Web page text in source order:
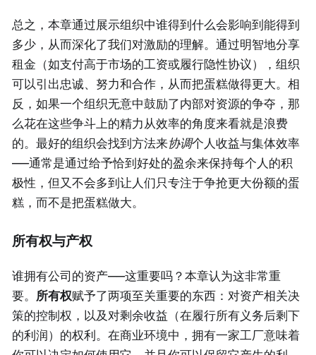
总之，本章通过展示组织中谁得到什么会影响到能得到
多少，从而深化了我们对激励的理解。通过明智地分享
租金（如支付高于市场的工资或履行隐性协议），组织
可以引出忠诚、努力和合作，从而把蛋糕做得更大。相
反，如果一个组织无意中鼓励了内部对资源的争夺，那
么花在这些争斗上的精力从效率的角度来看就是浪费
的。最好的组织会找到方法来协调个人收益与集体效率
——通常是通过给予恰到好处的盈余来保持每个人的积
极性，但又不会多到让人们只专注于争抢更大份额的蛋
糕，而不是把蛋糕做大。
所有权与产权
谁拥有公司的资产——这重要吗？本章认为这非常重
要。 所有权赋予了两项至关重要的东西：对资产相关决
策的控制权，以及对剩余收益（在履行所有义务后剩下
的利润）的权利。在商业环境中，拥有一家工厂意味着